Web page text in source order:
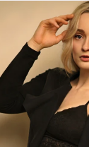
für dramatische
B.A.
Kinder-
"Studio77, Tanz-
Ensemble: